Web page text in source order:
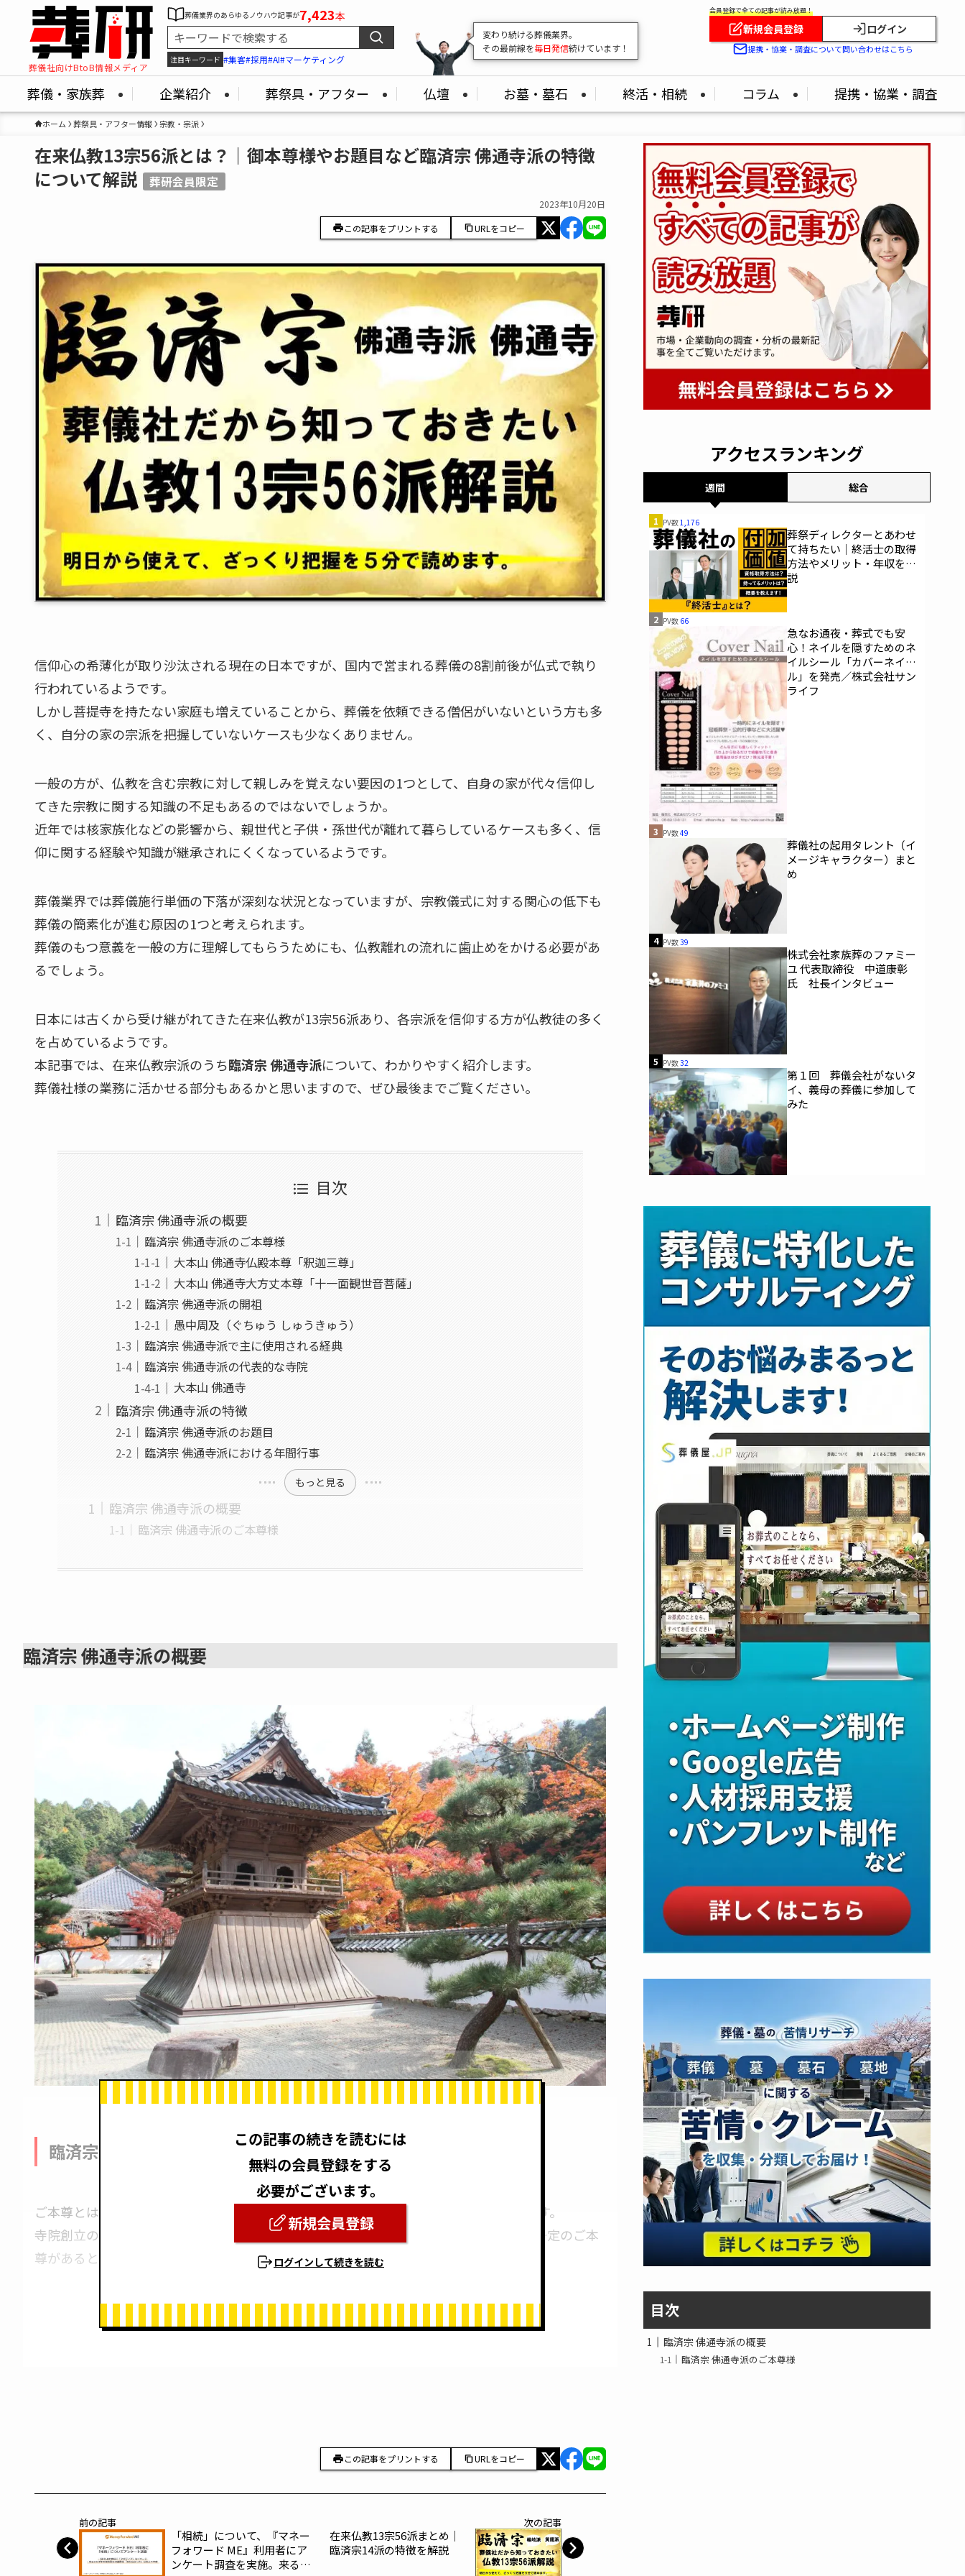
葬儀社向けBtoB情報メディア
葬儀業界のあらゆるノウハウ記事が7,423本
注目キーワード #集客#採用#AI#マーケティング
変わり続ける葬儀業界。
その最前線を毎日発信続けています！
会員登録で全ての記事が読み放題！
新規会員登録 ログイン
提携・協業・調査について問い合わせはこちら
葬儀・家族葬 企業紹介 葬祭具・アフター 仏壇 お墓・墓石 終活・相続 コラム 提携・協業・調査
ホーム 葬祭具・アフター情報 宗教・宗派
在来仏教13宗56派とは？｜御本尊様やお題目など臨済宗 佛通寺派の特徴
について解説
葬研会員限定
2023年10月20日
この記事をプリントする
URLをコピー
信仰心の希薄化が取り沙汰される現在の日本ですが、国内で営まれる葬儀の8割前後が仏式で執り
行われているようです。
しかし菩提寺を持たない家庭も増えていることから、葬儀を依頼できる僧侶がいないという方も多
く、自分の家の宗派を把握していないケースも少なくありません。
一般の方が、仏教を含む宗教に対して親しみを覚えない要因の1つとして、自身の家が代々信仰し
てきた宗教に関する知識の不足もあるのではないでしょうか。
近年では核家族化などの影響から、親世代と子供・孫世代が離れて暮らしているケースも多く、信
仰に関する経験や知識が継承されにくくなっているようです。
葬儀業界では葬儀施行単価の下落が深刻な状況となっていますが、宗教儀式に対する関心の低下も
葬儀の簡素化が進む原因の1つと考えられます。
葬儀のもつ意義を一般の方に理解してもらうためにも、仏教離れの流れに歯止めをかける必要があ
るでしょう。
日本には古くから受け継がれてきた在来仏教が13宗56派あり、各宗派を信仰する方が仏教徒の多く
を占めているようです。
本記事では、在来仏教宗派のうち臨済宗 佛通寺派について、わかりやすく紹介します。
葬儀社様の業務に活かせる部分もあるかと思いますので、ぜひ最後までご覧ください。
目次
臨済宗 佛通寺派の概要
臨済宗 佛通寺派のご本尊様
大本山 佛通寺仏殿本尊「釈迦三尊」
大本山 佛通寺大方丈本尊「十一面観世音菩薩」
臨済宗 佛通寺派の開祖
愚中周及（ぐちゅう しゅうきゅう）
臨済宗 佛通寺派で主に使用される経典
臨済宗 佛通寺派の代表的な寺院
大本山 佛通寺
臨済宗 佛通寺派の特徴
臨済宗 佛通寺派のお題目
臨済宗 佛通寺派における年間行事
もっと見る
臨済宗 佛通寺派の概要
臨済宗 佛通寺派のご本尊様
臨済宗 佛通寺派の概要
臨済宗 佛通寺派のご本尊様
ご本尊とは、信仰の対象として寺院や仏壇などで祀られる、仏・菩薩像のことをいいます。
寺院創立の由来や、信仰によってご本尊が異なるうえ、各宗派や寺院によってそれぞれ一定のご本
尊があるといわれています。
この記事の続きを読むには
無料の会員登録をする
必要がございます。
新規会員登録
ログインして続きを読む
この記事をプリントする URLをコピー
前の記事
「相続」について、『マネー
フォワード ME』利用者にア
ンケート調査を実施。来る
次の記事
在来仏教13宗56派まとめ｜
臨済宗14派の特徴を解説
アクセスランキング
週間 総合
1 PV数1,176
葬祭ディレクターとあわせ
て持ちたい｜終活士の取得
方法やメリット・年収を解
説
2 PV数 66
急なお通夜・葬式でも安
心！ネイルを隠すためのネ
イルシール「カバーネイ
ル」を発売／株式会社サン
ライフ
3 PV数49
葬儀社の起用タレント（イ
メージキャラクター）まと
め
4 PV数39
株式会社家族葬のファミー
ユ 代表取締役 中道康彰
氏 社長インタビュー
5 PV数32
第１回 葬儀会社がないタ
イ、義母の葬儀に参加して
みた
目次
臨済宗 佛通寺派の概要
臨済宗 佛通寺派のご本尊様